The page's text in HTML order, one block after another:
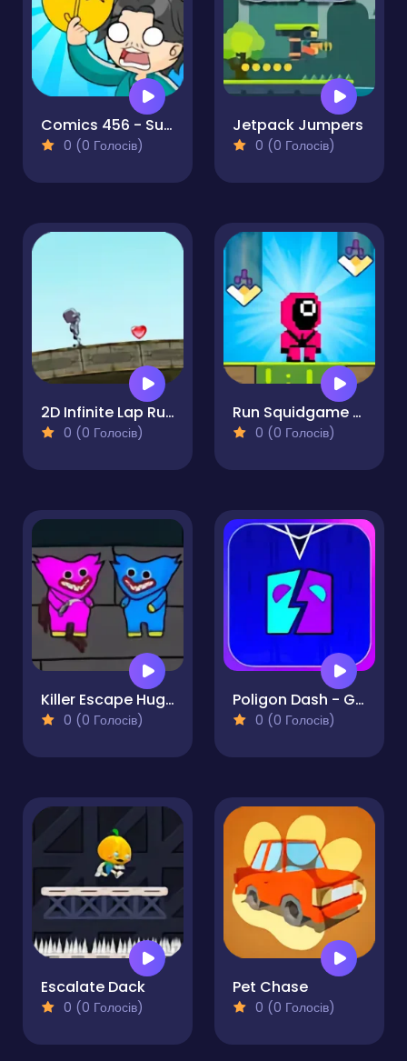
Comics 456 - Survival Game
0 (0 Голосів)
Jetpack Jumpers
0 (0 Голосів)
2D Infinite Lap Runner
0 (0 Голосів)
Run Squidgame Run
0 (0 Голосів)
Killer Escape Huggy Extreme
0 (0 Голосів)
Poligon Dash - Geometry
0 (0 Голосів)
Escalate Dack
0 (0 Голосів)
Pet Chase
0 (0 Голосів)